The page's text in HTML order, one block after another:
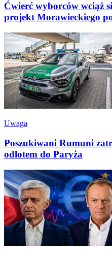
Ćwierć wyborców wciąż
projekt Morawieckiego
Uwaga
Poszukiwani Rumuni
odlotem do Paryża